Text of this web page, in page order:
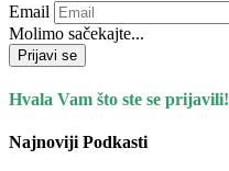
Email
Molimo sačekajte...
Prijavi se
Hvala Vam što ste se prijavili!
Najnoviji Podkasti